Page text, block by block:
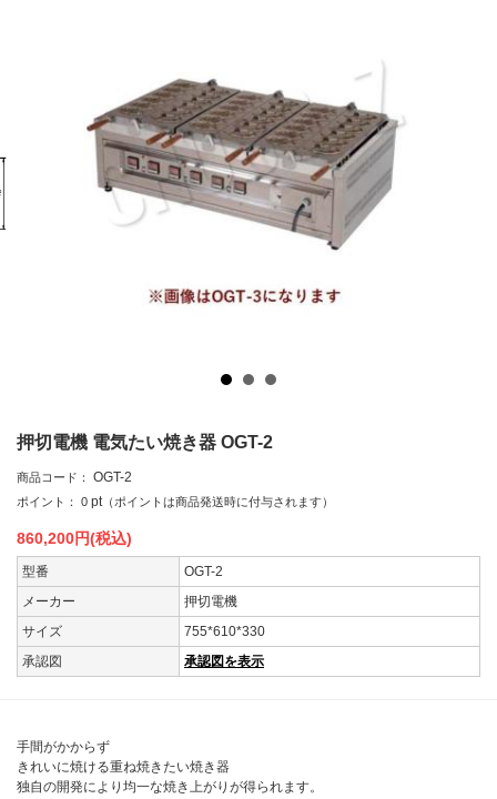
押切電機 電気たい焼き器 OGT-2
商品コード： OGT-2
ポイント： 0 pt （ポイントは商品発送時に付与されます）
860,200円(税込)
型番
OGT-2
メーカー
押切電機
サイズ
755*610*330
承認図
承認図を表示
手間がかからず
きれいに焼ける重ね焼きたい焼き器
独自の開発により均一な焼き上がりが得られます。